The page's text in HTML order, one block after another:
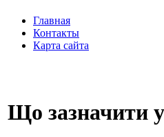
Главная
Контакты
Карта сайта
Що зазначити у